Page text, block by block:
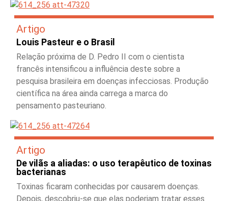
Artigo
Louis Pasteur e o Brasil
Relação próxima de D. Pedro II com o cientista
francês intensificou a influência deste sobre a
pesquisa brasileira em doenças infecciosas. Produção
científica na área ainda carrega a marca do
pensamento pasteuriano.
Artigo
De vilãs a aliadas: o uso terapêutico de toxinas
bacterianas
Toxinas ficaram conhecidas por causarem doenças.
Depois, descobriu-se que elas poderiam tratar esses